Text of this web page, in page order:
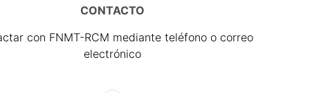
CONTACTO
con FNMT-RCM mediante teléfono o correo
electrónico